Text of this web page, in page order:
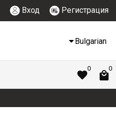
Вход Регистрация
Bulgarian
0 0